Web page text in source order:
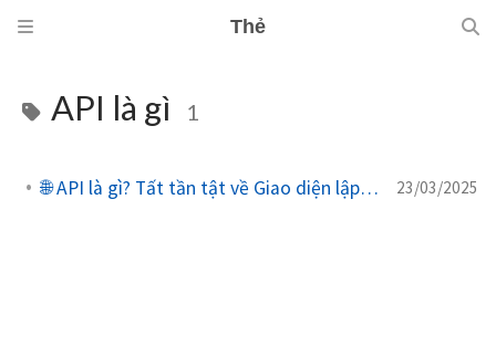
Thẻ
API là gì 1
🌐 API là gì? Tất tần tật về Giao diện lập trình ứng dụng 23/03/2025